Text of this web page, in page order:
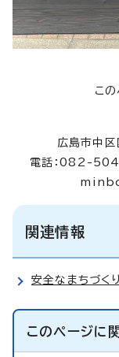
こ
広島市中
電話：082-
関連情報
安全なまちづく
このページに